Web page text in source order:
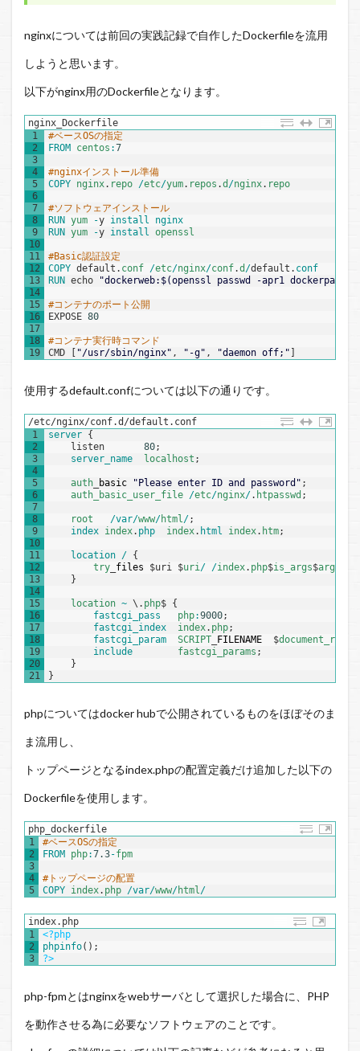
nginxについては前回の実践記録で自作したDockerfileを流用
しようと思います。
以下がnginx用のDockerfileとなります。
nginx_Dockerfile
1
2
3
4
5
6
7
8
9
10
11
12
13
14
15
16
17
18
19
#ベースOSの指定
FROM centos :7
#nginxインストール準備
COPY nginx. repo /etc/yum. repos .d /nginx. repo
#ソフトウェアインストール
RUN yum -y install nginx
RUN yum -y install openssl
#Basic認証設定
COPY default . conf /etc/nginx/conf.d /default . conf
RUN echo "dockerweb:$(openssl passwd -apr1
#コンテナのポート公開
EXPOSE 80
#コンテナ実行時コマンド
CMD
"/usr/sbin/nginx" , "-g" , "daemon off;"
使用するdefault.confについては以下の通りです。
/etc/nginx/conf.d/default.conf
1
2
3
4
5
6
7
8
9
10
11
12
13
14
15
16
17
18
19
20
21
server {
listen
80;
server_name
localhost ;
auth basic "Please enter ID and password" ;
auth_basic_user_file /etc/nginx/. htpasswd ;
root /var/www/html/;
index index. php index. html index. htm;
location / {
try files $uri $uri/ /index. php$is_args$args
}
location ~ \ . php$ {
fastcgi_pass php:9000;
fastcgi_index index. php;
fastcgi_param SCRIPT FILENAME $document_root
include fastcgi_params ;
}
}
phpについてはdocker hubで公開されているものをほぼそのま
ま流用し、
トップページとなるindex.phpの配置定義だけ追加した以下の
Dockerfileを使用します。
php_dockerfile
1
2
3
4
5
#ベースOSの指定
FROM php:7.3-fpm
#トップページの配置
COPY index. php /var/www/html/
index.php
1
2
3
<?php
phpinfo( ) ;
?>
php-fpmとはnginxをwebサーバとして選択した場合に、PHP
を動作させる為に必要なソフトウェアのことです。